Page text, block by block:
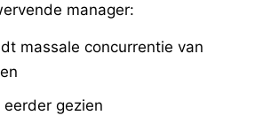
manager:
massale concurrentie van
gezien